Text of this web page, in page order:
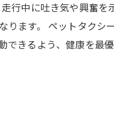
行中に吐き気や興奮を
ります。 ペットタクシ
できるよう、健康を最